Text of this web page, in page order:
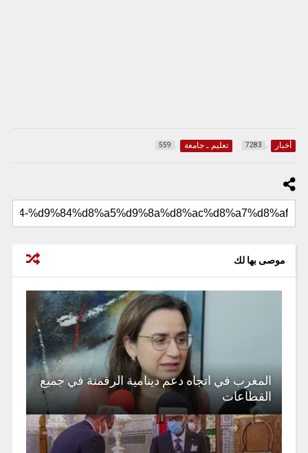
أخبار 7283 تعليم ـ جامعة 559
موصى بها لك
المغرب في اتجاه دعم دينامية الرقمنة في جميع
القطاعات